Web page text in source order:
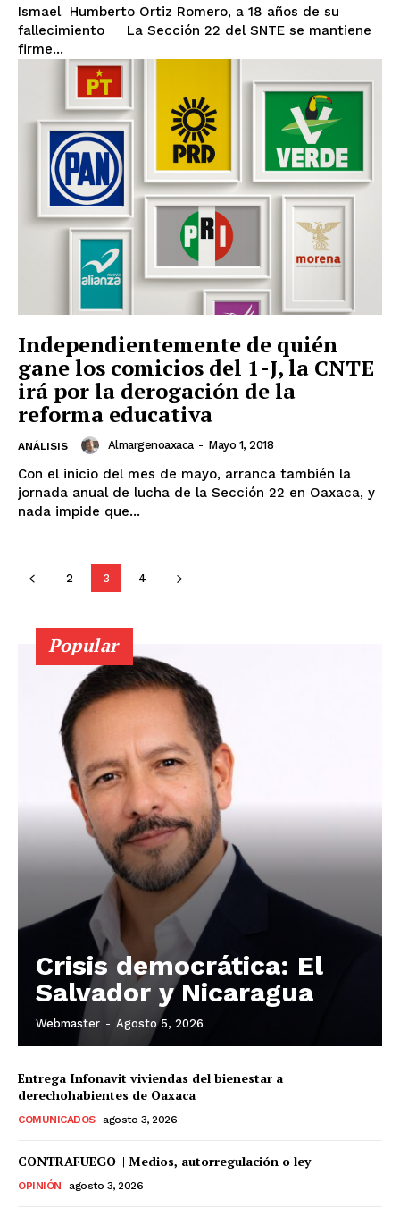
Ismael Humberto Ortiz Romero, a 18 años de su
fallecimiento La Sección 22 del SNTE se mantiene
firme...
Independientemente de quién
gane los comicios del 1-J, la CNTE
irá por la derogación de la
reforma educativa
ANÁLISIS Almargenoaxaca - Mayo 1, 2018
Con el inicio del mes de mayo, arranca también la
jornada anual de lucha de la Sección 22 en Oaxaca, y
nada impide que...
2 3 4
Popular
Crisis democrática: El
Salvador y Nicaragua
Webmaster - Agosto 5, 2026
Entrega Infonavit viviendas del bienestar a
derechohabientes de Oaxaca
COMUNICADOS agosto 3, 2026
CONTRAFUEGO || Medios, autorregulación o ley
OPINIÓN agosto 3, 2026